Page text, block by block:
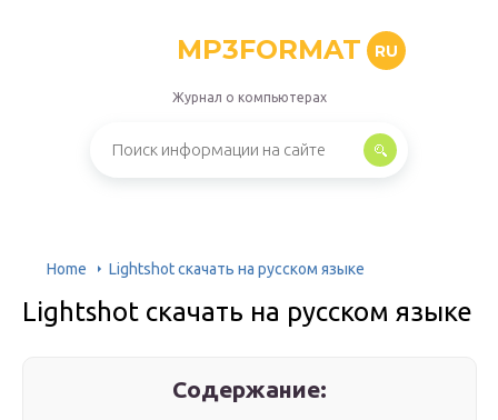
MP3FORMAT RU
Журнал о компьютерах
Home Lightshot скачать на русском языке
Lightshot скачать на русском языке
Содержание: